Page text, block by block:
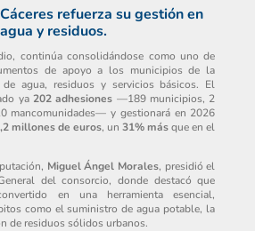
refuerza su gestión en
agua y residuos.
continúa consolidándose como uno de
de apoyo a los municipios de la
de agua, residuos y servicios básicos. El
ya 202 adhesiones —189 municipios, 2
mancomunidades— y gestionará en 2026
millones de euros, un31% másque en el
Miguel Ángel Morales, presidió el
del consorcio, donde destacó que
en una herramienta esencial,
como el suministro de agua potable, la
de residuos sólidos urbanos.